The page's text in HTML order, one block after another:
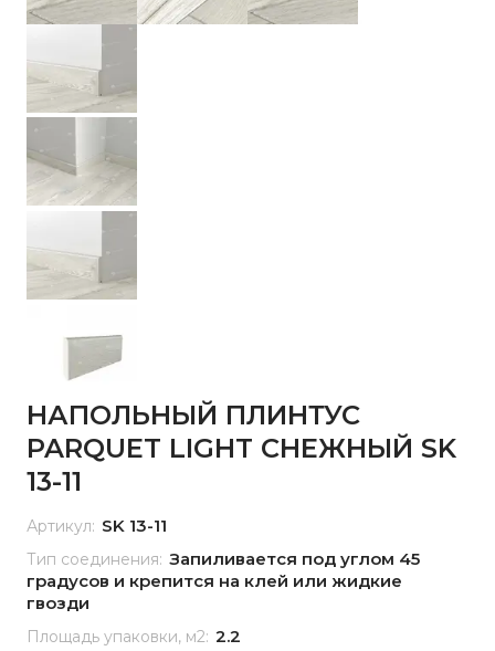
НАПОЛЬНЫЙ ПЛИНТУС
PARQUET LIGHT СНЕЖНЫЙ SK
13-11
Артикул: SK 13-11
Тип соединения: Запиливается под углом 45
градусов и крепится на клей или жидкие
гвозди
Площадь упаковки, м2: 2.2